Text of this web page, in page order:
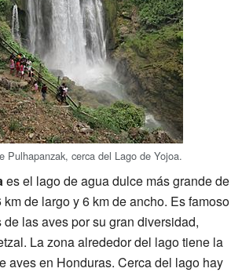
Pulhapanzak, cerca del Lago de Yojoa.
es el lago de agua dulce más grande de
de largo y 6 km de ancho. Es famoso
las aves por su gran diversidad,
La zona alrededor del lago tiene la
aves en Honduras. Cerca del lago hay